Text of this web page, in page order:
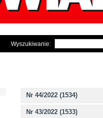
Wyszukiwanie:
Nr 44/2022 (1534)
Nr 43/2022 (1533)